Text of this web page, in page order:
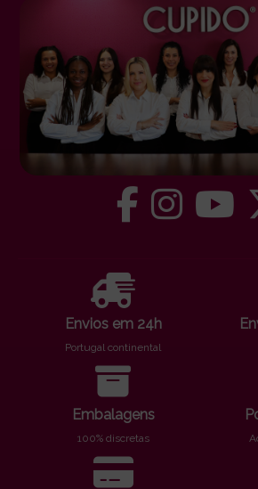
Envios em 24h
Portugal continental
Embalagens
100% discretas